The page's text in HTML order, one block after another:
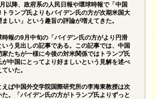
以降、政府系の人民日報や環球時報で「中国
トランプ氏よりもバイデン氏の方が次期米国大
しい」という趣旨の評論が増えてきた。
時報の9月中旬の「バイデン氏の方がより円滑
いう見出しの記事である。この記事では、中国
家たちが一様に今後の対米関係ではトランプ氏
が中国にとってより好ましいという見解を述べ
いた。
えば中国外交学院国際研究所の李海東教授は次
。「バイデン氏の方がトランプ氏よりずっと